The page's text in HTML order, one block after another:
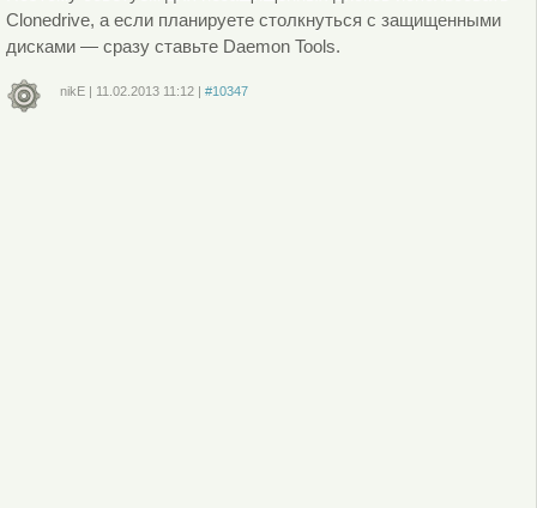
Clonedrive, а если планируете столкнуться с защищенными
дисками — сразу ставьте Daemon Tools.
nikE| 11.02.2013 11:12| #10347